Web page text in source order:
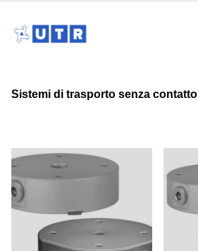
Sistemi di trasporto senza contatto